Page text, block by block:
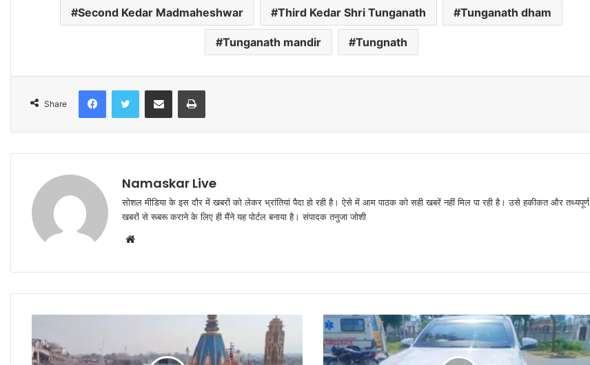
Second Kedar Madmaheshwar Third Kedar Shri Tunganath Tunganath dham
Tunganath mandir Tungnath
Share
Namaskar Live
सोशल मीडिया के इस दौर में खबरों को लेकर भ्रांतियां पैदा हो रही है। ऐसे में आम पाठक को सही खबरें नहीं मिल पा रही है। उसे हकीकत और तथ्यपूर्ण
खबरों से रूबरू कराने के लिए ही मैंने यह पोर्टल बनाया है। संपादक तनुजा जोशी
b